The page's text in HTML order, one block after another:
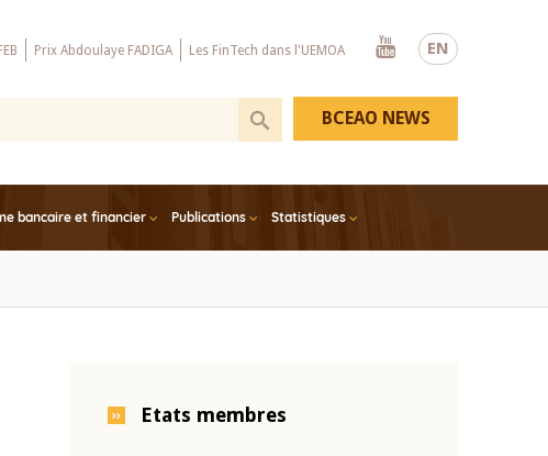
EN
Prix Abdoulaye FADIGA Les FinTech dans l'UEMOA
Youtube
bancaire et financier Publications Statistiques
BCEAO NEWS
Etats membres